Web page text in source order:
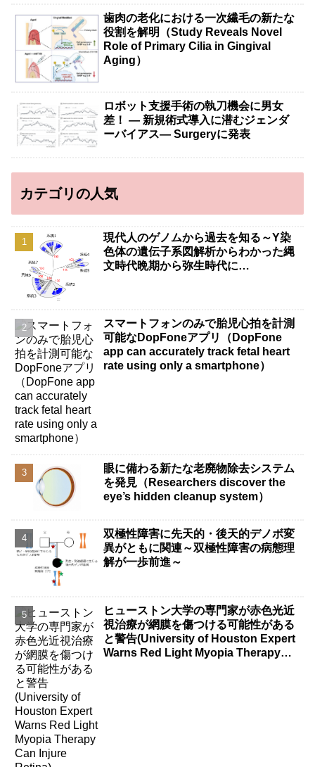
歯肉の老化における一次繊毛の新たな
役割を解明（Study Reveals Novel
Role of Primary Cilia in Gingival
Aging）
ロボット支援手術の執刀機会に男女
差！ — 新規術式導入に潜むジェンダ
ーバイアス— Surgeryに発表
カテゴリの人気
現代人のゲノムから過去を知る～Y染
色体の遺伝子系図解析からわかった縄
文時代晩期から弥生時代に…
スマートフォンのみで胎児心拍を計測
可能なDopFoneアプリ（DopFone
app can accurately track fetal heart
rate using only a smartphone）
眼に備わる新たな老廃物除去システム
を発見（Researchers discover the
eye’s hidden cleanup system）
双極性障害に先天的・後天的デノボ変
異がともに関連～双極性障害の病態理
解が一歩前進～
ヒューストン大学の専門家が赤色光近
視治療が網膜を傷つける可能性がある
と警告(University of Houston Expert
Warns Red Light Myopia Therapy